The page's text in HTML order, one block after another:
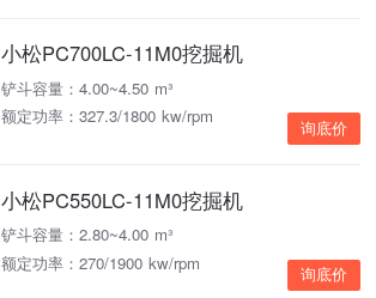
小松PC700LC-11M0挖掘机
铲斗容量：4.00~4.50 m³
额定功率：327.3/1800 kw/rpm
询底价
小松PC550LC-11M0挖掘机
铲斗容量：2.80~4.00 m³
额定功率：270/1900 kw/rpm
询底价